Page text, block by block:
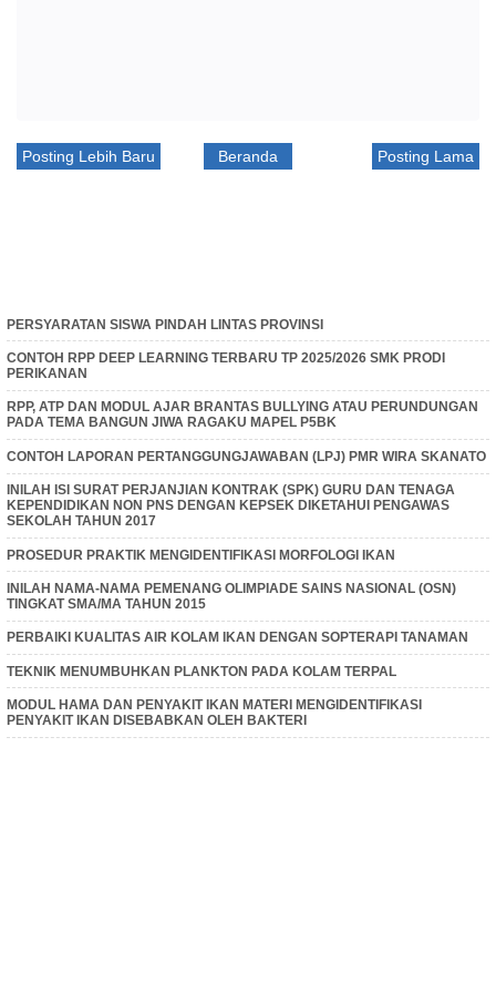
Posting Lebih Baru Posting Lama
Beranda
PERSYARATAN SISWA PINDAH LINTAS PROVINSI
CONTOH RPP DEEP LEARNING TERBARU TP 2025/2026 SMK PRODI
PERIKANAN
RPP, ATP DAN MODUL AJAR BRANTAS BULLYING ATAU PERUNDUNGAN
PADA TEMA BANGUN JIWA RAGAKU MAPEL P5BK
CONTOH LAPORAN PERTANGGUNGJAWABAN (LPJ) PMR WIRA SKANATO
INILAH ISI SURAT PERJANJIAN KONTRAK (SPK) GURU DAN TENAGA
KEPENDIDIKAN NON PNS DENGAN KEPSEK DIKETAHUI PENGAWAS
SEKOLAH TAHUN 2017
PROSEDUR PRAKTIK MENGIDENTIFIKASI MORFOLOGI IKAN
INILAH NAMA-NAMA PEMENANG OLIMPIADE SAINS NASIONAL (OSN)
TINGKAT SMA/MA TAHUN 2015
PERBAIKI KUALITAS AIR KOLAM IKAN DENGAN SOPTERAPI TANAMAN
TEKNIK MENUMBUHKAN PLANKTON PADA KOLAM TERPAL
MODUL HAMA DAN PENYAKIT IKAN MATERI MENGIDENTIFIKASI
PENYAKIT IKAN DISEBABKAN OLEH BAKTERI